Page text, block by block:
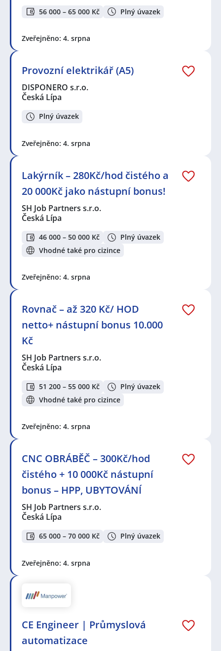
56 000 – 65 000 Kč Plný úvazek
Zveřejněno: 4. srpna
Provozní elektrikář (A5)
DISPONERO s.r.o.
Česká Lípa
Plný úvazek
Zveřejněno: 4. srpna
Lakýrník – 280Kč/hod čistého a
20 000Kč jako nástupní bonus!
SH Job Partners s.r.o.
Česká Lípa
46 000 – 50 000 Kč
Plný úvazek
Vhodné také pro cizince
Zveřejněno: 4. srpna
Rovnač – až 320 Kč/ HOD
netto+ nástupní bonus 10.000
Kč
SH Job Partners s.r.o.
Česká Lípa
51 200 – 55 000 Kč
Plný úvazek
Vhodné také pro cizince
Zveřejněno: 4. srpna
CNC OBRÁBĚČ – 300Kč/hod
čistého + 10 000Kč nástupní
bonus – HPP, UBYTOVÁNÍ
SH Job Partners s.r.o.
Česká Lípa
65 000 – 70 000 Kč Plný úvazek
Zveřejněno: 4. srpna
CE Engineer | Průmyslová
automatizace